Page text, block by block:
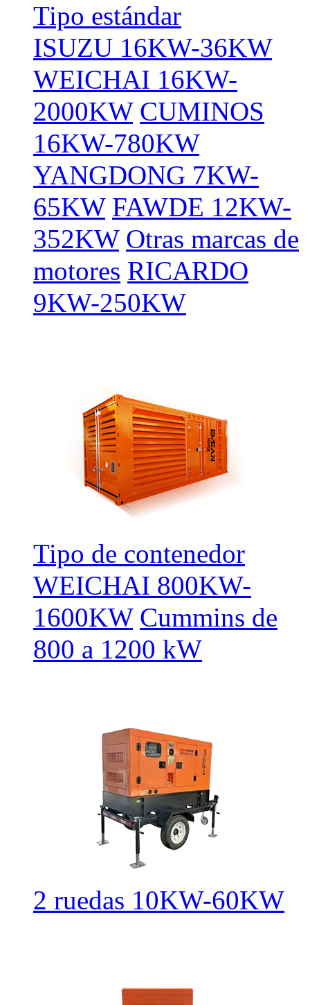
Tipo estándar
ISUZU 16KW-36KW
WEICHAI 16KW-
2000KW CUMINOS
16KW-780KW
YANGDONG 7KW-
65KW FAWDE 12KW-
352KW Otras marcas de
motores RICARDO
9KW-250KW
Tipo de contenedor
WEICHAI 800KW-
1600KW Cummins de
800 a 1200 kW
2 ruedas 10KW-60KW